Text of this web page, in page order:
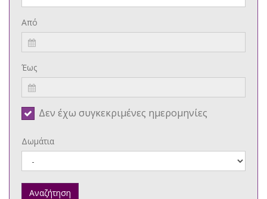
Από
Έως
Δεν έχω συγκεκριμένες ημερομηνίες
Δωμάτια
Αναζήτηση